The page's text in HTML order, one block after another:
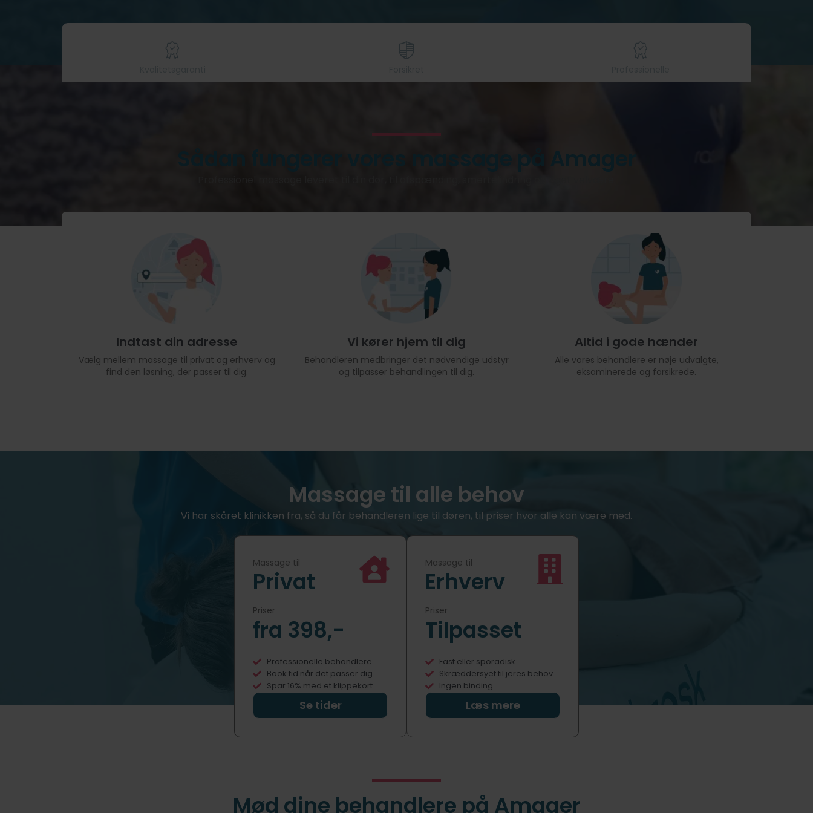
Sådan fungerer vores massage på Amager
Indtast din adresse
Vælg mellem massage til privat og erhverv og
find den løsning, der passer til dig.
Vi kører hjem til dig
Behandleren medbringer det nødvendige udstyr
og tilpasser behandlingen til dig.
Altid i gode hænder
Alle vores behandlere er nøje udvalgte,
eksaminerede og forsikrede.
Massage til alle behov
Vi har skåret klinikken fra, så du får behandleren lige til døren, til priser hvor alle kan være med.
Massage til
Privat
Priser
fra 398,-
Professionelle behandlere
Book tid når det passer dig
Spar 16% med et klippekort
Se tider
Massage til
Erhverv
Priser
Tilpasset
Fast eller sporadisk
Skræddersyet til jeres behov
Ingen binding
Læs mere
Mød dine behandlere på Amager